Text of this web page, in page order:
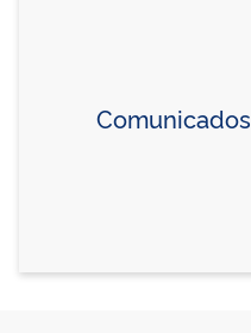
Comunicados